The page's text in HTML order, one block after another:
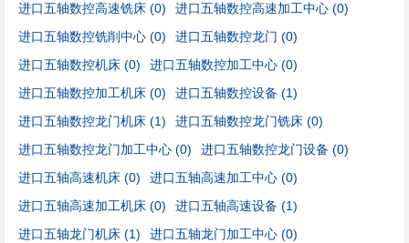
进口五轴数控高速铣床 (0) 进口五轴数控高速加工中心 (0)
进口五轴数控铣削中心 (0) 进口五轴数控龙门 (0)
进口五轴数控机床 (0) 进口五轴数控加工中心 (0)
进口五轴数控加工机床 (0) 进口五轴数控设备 (1)
进口五轴数控龙门机床 (1) 进口五轴数控龙门铣床 (0)
进口五轴数控龙门加工中心 (0) 进口五轴数控龙门设备 (0)
进口五轴高速机床 (0) 进口五轴高速加工中心 (0)
进口五轴高速加工机床 (0) 进口五轴高速设备 (1)
进口五轴龙门机床 (1) 进口五轴龙门加工中心 (0)